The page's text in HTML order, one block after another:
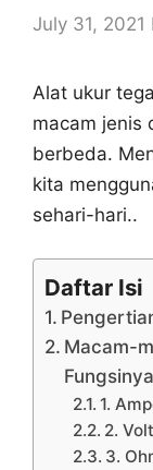
July 31, 2021
Alat ukur
macam jenis
berbeda.
kita
sehari-hari..
Daftar Isi
Macam-
Fungsinya
1.
2.
3.